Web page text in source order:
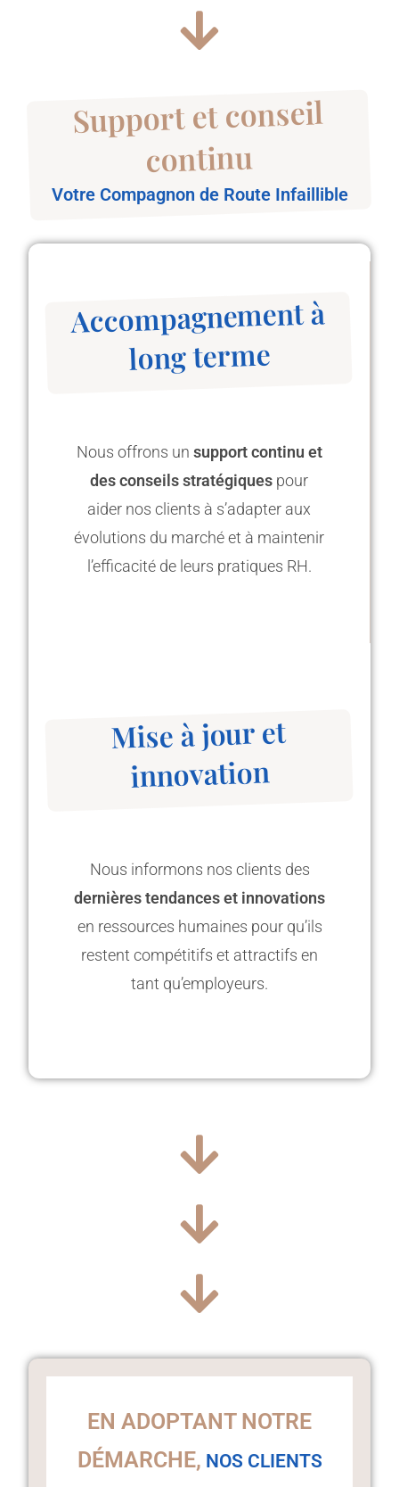
Support et conseil
continu
Votre Compagnon de Route Infaillible
Accompagnement à
long terme
Nous offrons un support continu et
des conseils stratégiques pour
aider nos clients à s’adapter aux
évolutions du marché et à maintenir
l’efficacité de leurs pratiques RH.
Mise à jour et
innovation
Nous informons nos clients des
dernières tendances et innovations
en ressources humaines pour qu’ils
restent compétitifs et attractifs en
tant qu’employeurs.
EN ADOPTANT NOTRE
DÉMARCHE, NOS CLIENTS